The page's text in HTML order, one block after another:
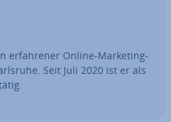
er­fah­re­ner Online-Marketing-
Seit Juli 2020 ist er als